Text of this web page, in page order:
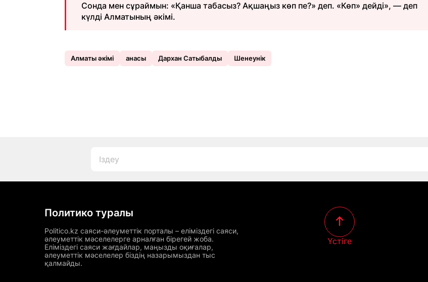
Сонда мен сұраймын: «Қанша табасыз? Ақшаңыз көп пе?» деп. «Көп» дейді», — деп
күлді Алматының әкімі.
Алматы әкімі анасы Дархан Сатыбалды Шенеунік
Политико туралы
Politico.kz саяси-әлеуметтік порталы – еліміздегі саяси,
әлеуметтік мәселелерге арналған бірегей жоба.
Еліміздегі саяси жағдайлар, маңызды оқиғалар,
әлеуметтік мәселелер біздің назарымыздан тыс
қалмайды.
Үстіге